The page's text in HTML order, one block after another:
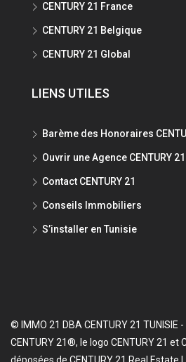
CENTURY 21 France
CENTURY 21 Belgique
CENTURY 21 Global
LIENS UTILES
Barème des Honoraires
Ouvrir une Agence CENTURY 21
Contact CENTURY 21
Conseils Immobiliers
S’installer en Tunisie
© IMMO 21 DBA CENTURY 21 TUNISIE
CENTURY 21®, le logo CENTURY 21